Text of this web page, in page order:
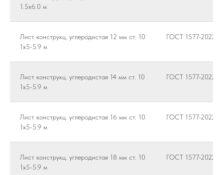
1.5х6.0 м
Лист конструкц. углеродистая 12 мм ст. 10
1х5-5.9 м
ГОСТ 1577-2022
Лист конструкц. углеродистая 14 мм ст. 10
1х5-5.9 м
ГОСТ 1577-2022
Лист конструкц. углеродистая 16 мм ст. 10
1х5-5.9 м
ГОСТ 1577-2022
Лист конструкц. углеродистая 18 мм ст. 10
1х5-5.9 м
ГОСТ 1577-2022